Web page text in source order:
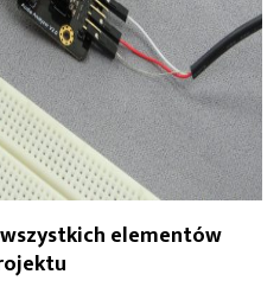
wszystkich elementów